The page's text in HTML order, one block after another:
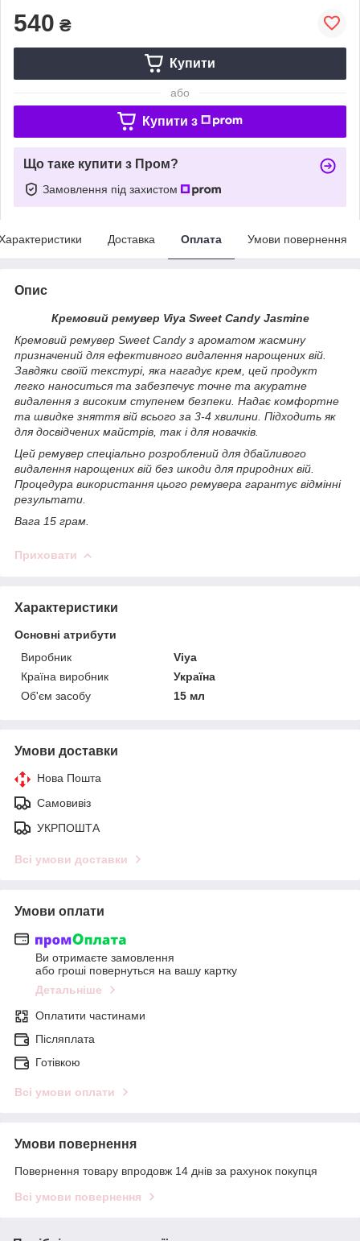
540 ₴
Купити
або
Купити з
Що таке купити з Пром?
Замовлення під захистом
Доставка Оплата Умови повернення
Опис
Кремовий ремувер Viya Sweet Candy Jasmine
Кремовий ремувер Sweet Candy з ароматом жасмину
призначений для ефективного видалення нарощених вій.
Завдяки своїй текстурі, яка нагадує крем, цей продукт
легко наноситься та забезпечує точне та акуратне
видалення з високим ступенем безпеки. Надає комфортне
та швидке зняття вій всього за 3-4 хвилини. Підходить як
для досвідчених майстрів, так і для новачків.
Цей ремувер спеціально розроблений для дбайливого
видалення нарощених вій без шкоди для природних вій.
Процедура використання цього ремувера гарантує відмінні
результати.
Вага 15 грам.
Приховати
Характеристики
Основні атрибути
Виробник
Viya
Країна виробник
Україна
Об'єм засобу
15 мл
Умови доставки
Нова Пошта
Самовивіз
УКРПОШТА
Всі умови доставки
Умови оплати
Ви отримаєте замовлення
або гроші повернуться на вашу картку
Детальніше
Оплатити частинами
Післяплата
Готівкою
Всі умови оплати
Умови повернення
Повернення товару впродовж 14 днів за рахунок покупця
Всі умови повернення